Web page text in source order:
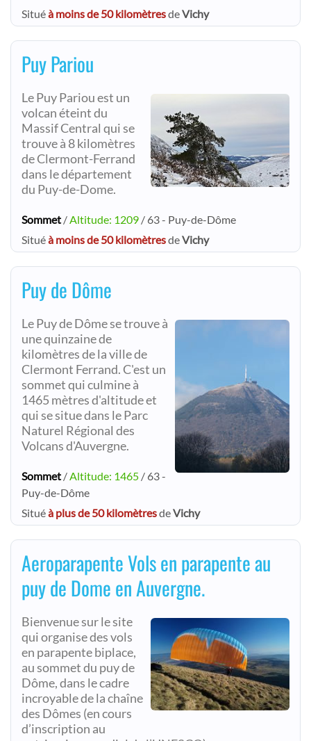
Situéà moins de 50 kilomètresdeVichy
Puy Pariou
Le Puy Pariou est un
volcan éteint du
Massif Central qui se
trouve à 8 kilomètres
de Clermont-Ferrand
dans le département
du Puy-de-Dome.
Sommet /Altitude: 1209 / 63 - Puy-de-Dôme
Situéà moins de 50 kilomètresdeVichy
Puy de Dôme
Le Puy de Dôme se trouve à
une quinzaine de
kilomètres de la ville de
Clermont Ferrand. C'est un
sommet qui culmine à
1465 mètres d'altitude et
qui se situe dans le Parc
Naturel Régional des
Volcans d'Auvergne.
Sommet /Altitude: 1465 / 63 -
Puy-de-Dôme
Situéà plus de 50 kilomètresdeVichy
Aeroparapente Vols en parapente au
puy de Dome en Auvergne.
Bienvenue sur le site
qui organise des vols
en parapente biplace,
au sommet du puy de
Dôme, dans le cadre
incroyable de la chaîne
des Dômes (en cours
d’inscription au